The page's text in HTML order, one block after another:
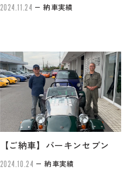
2024.11.24 納車実績
【ご納車】バーキンセブン
2024.10.24 納車実績